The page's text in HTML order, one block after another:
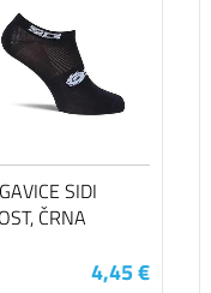
SIDI
ČRNA
4,45 €